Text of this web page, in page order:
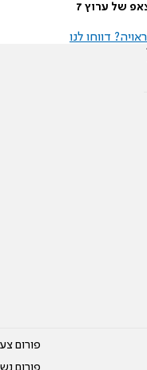
של ערוץ 7
דווחו לנו
פורום
פורום